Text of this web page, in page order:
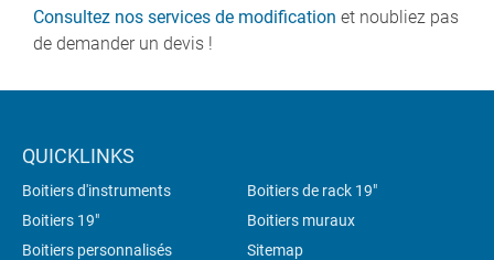
Consultez nos services de modification et noubliez pas
de demander un devis !
QUICKLINKS
Boitiers d'instruments
Boitiers de rack 19"
Boitiers 19"
Boitiers muraux
Boitiers personnalisés
Sitemap